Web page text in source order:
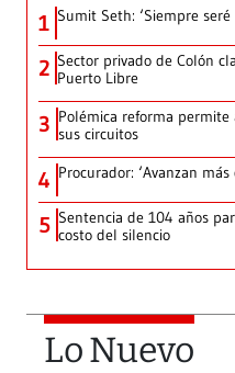
1 Sumit Seth: ‘Siempre
2 Sector privado de Colón
Puerto Libre
3 Polémica reforma permite
sus circuitos
4 Procurador: ‘Avanzan
5 Sentencia de 104 años
costo del silencio
Lo Nuevo